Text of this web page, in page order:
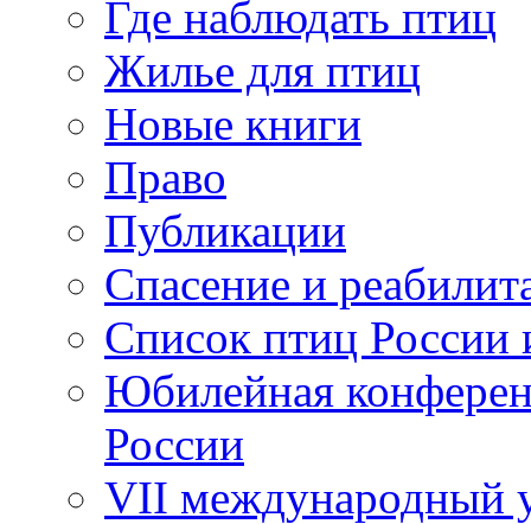
Где наблюдать птиц
Жилье для птиц
Новые книги
Право
Публикации
Спасение и
Список птиц России
Юбилейная
России
VII международный